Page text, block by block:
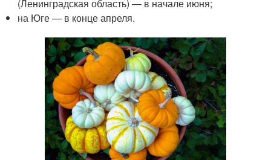
(Ленинградская область) — в начале июня;
на Юге — в конце апреля.